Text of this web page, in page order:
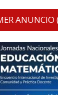
ANUNCIO